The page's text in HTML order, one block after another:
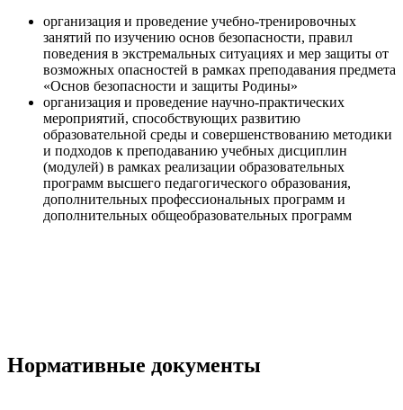
организация и проведение учебно-тренировочных
занятий по изучению основ безопасности, правил
поведения в экстремальных ситуациях и мер защиты от
возможных опасностей в рамках преподавания предмета
«Основ безопасности и защиты Родины»
организация и проведение научно-практических
мероприятий, способствующих развитию
образовательной среды и совершенствованию методики
и подходов к преподаванию учебных дисциплин
(модулей) в рамках реализации образовательных
программ высшего педагогического образования,
дополнительных профессиональных программ и
дополнительных общеобразовательных программ
Нормативные документы